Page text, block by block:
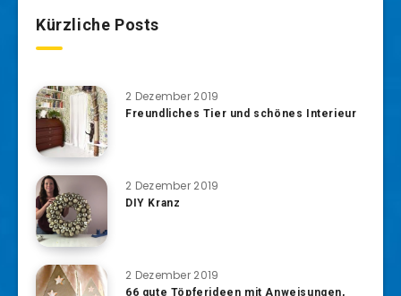
Kürzliche Posts
2 Dezember 2019
Freundliches Tier und schönes Interieur
2 Dezember 2019
DIY Kranz
2 Dezember 2019
66 gute Töpferideen mit Anweisungen,